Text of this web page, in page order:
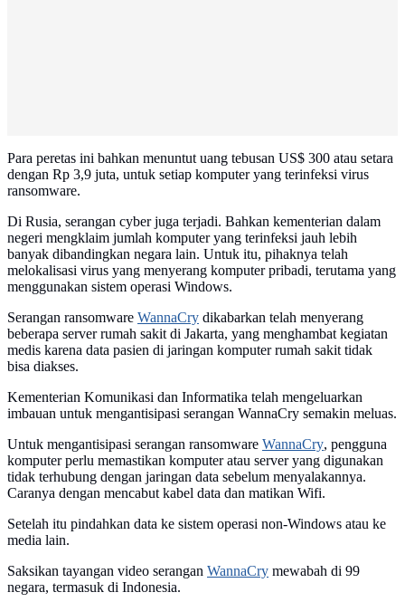
Para peretas ini bahkan menuntut uang tebusan US$ 300 atau setara
dengan Rp 3,9 juta, untuk setiap komputer yang terinfeksi virus
ransomware.
Di Rusia, serangan cyber juga terjadi. Bahkan kementerian dalam
negeri mengklaim jumlah komputer yang terinfeksi jauh lebih
banyak dibandingkan negara lain. Untuk itu, pihaknya telah
melokalisasi virus yang menyerang komputer pribadi, terutama yang
menggunakan sistem operasi Windows.
Serangan ransomware WannaCry dikabarkan telah menyerang
beberapa server rumah sakit di Jakarta, yang menghambat kegiatan
medis karena data pasien di jaringan komputer rumah sakit tidak
bisa diakses.
Kementerian Komunikasi dan Informatika telah mengeluarkan
imbauan untuk mengantisipasi serangan WannaCry semakin meluas.
Untuk mengantisipasi serangan ransomware WannaCry, pengguna
komputer perlu memastikan komputer atau server yang digunakan
tidak terhubung dengan jaringan data sebelum menyalakannya.
Caranya dengan mencabut kabel data dan matikan Wifi.
Setelah itu pindahkan data ke sistem operasi non-Windows atau ke
media lain.
Saksikan tayangan video serangan WannaCry mewabah di 99
negara, termasuk di Indonesia.